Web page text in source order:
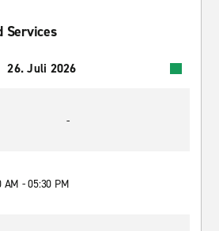
Services
26. Juli 2026
-
AM - 05:30 PM